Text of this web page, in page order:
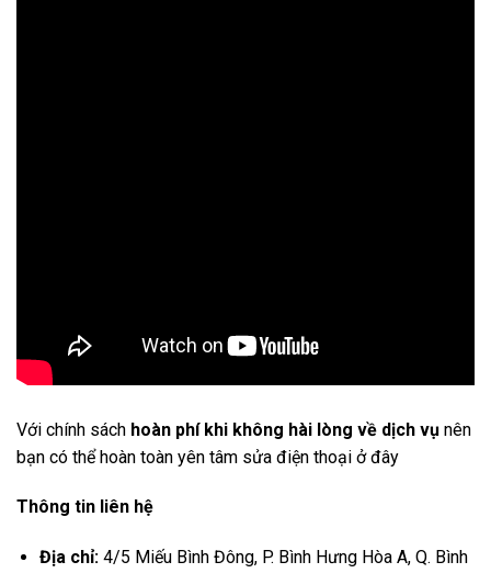
Với chính sách hoàn phí khi không hài lòng về dịch vụ nên
bạn có thể hoàn toàn yên tâm sửa điện thoại ở đây
Thông tin liên hệ
Địa chỉ: 4/5 Miếu Bình Đông, P. Bình Hưng Hòa A, Q. Bình